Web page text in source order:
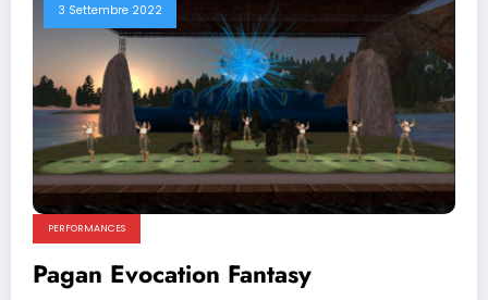
3 Settembre 2022
PERFORMANCES
Pagan Evocation Fantasy